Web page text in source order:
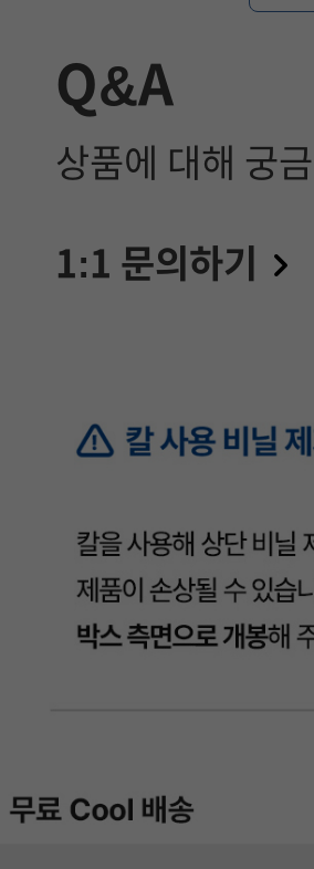
Q&A
상품에 대해 궁
1:1 문의하기